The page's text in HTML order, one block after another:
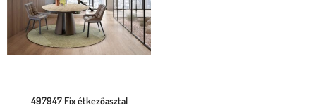
497947 Fix étkezőasztal